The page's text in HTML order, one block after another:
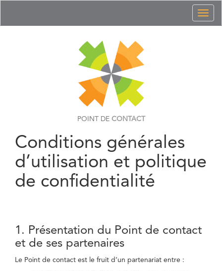
POINT DE CONTACT
Conditions générales
d’utilisation et politique
de confidentialité
1. Présentation du Point de contact
et de ses partenaires
Le Point de contact est le fruit d’un partenariat entre :